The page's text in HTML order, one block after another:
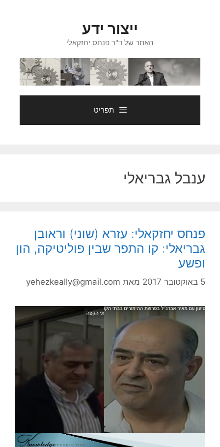
ייצור ידע
האתר של ד"ר פנחס יחזקאלי
תפריט
ענבל גבריאלי
פנחס יחזקאלי: עזרא (שוני) וראובן
גבריאלי: קו התפר שבין פוליטיקה, הון
ופשע
5 באוקטובר 2017 מאת yehezkeally@gmail.com